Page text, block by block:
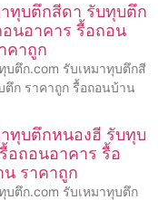
าทุบตึกสีดา รับทุบตึก
อนอาคาร รื้อถอน
คาถูก
บตึก.com รับเหมาทุบตึกสี
ตึก ราคาถูก รื้อถอนบ้าน
าทุบตึกหนองฮี รับทุบ
อถอนอาคาร รื้อ
น ราคาถูก
บตึก.com รับเหมาทุบตึก